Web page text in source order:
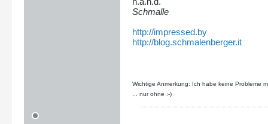
Schmalle
http://impressed.by
http://blog.schmalenberger.it
Wichtige Anmerkung: Ich habe keine Probleme
... nur ohne :-)